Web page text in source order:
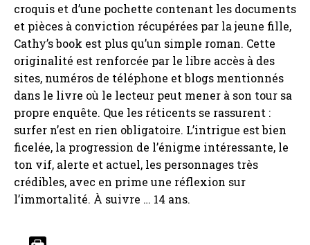
croquis et d’une pochette contenant les documents
et pièces à conviction récupérées par la jeune fille,
Cathy’s book est plus qu’un simple roman. Cette
originalité est renforcée par le libre accès à des
sites, numéros de téléphone et blogs mentionnés
dans le livre où le lecteur peut mener à son tour sa
propre enquête. Que les réticents se rassurent :
surfer n’est en rien obligatoire. L’intrigue est bien
ficelée, la progression de l’énigme intéressante, le
ton vif, alerte et actuel, les personnages très
crédibles, avec en prime une réflexion sur
l’immortalité. À suivre … 14 ans.